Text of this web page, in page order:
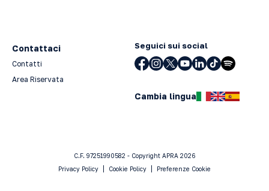
Contattaci
Contatti
Area Riservata
Seguici sui social
Cambia lingua
C.F. 97251990582 - Copyright APRA 2026
Privacy Policy
Cookie Policy Preferenze Cookie